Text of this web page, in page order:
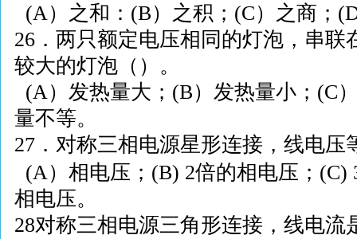
(A）之和： (B）之积； (C）之商；
26 ．两只额定电压相同的灯泡，串
较大的灯泡（）。
(A）发热量大； (B）发热量小； (C
量不等。
27 ．对称三相电源星形连接，线电压
(A）相电压； (B) 2倍的相电压； (C)
相电压。
28对称三相电源三角形连接，线电流